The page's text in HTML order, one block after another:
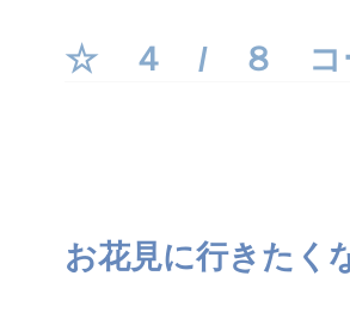
ー
デ
☆ ４ / ８ コ
お花見に行きたく